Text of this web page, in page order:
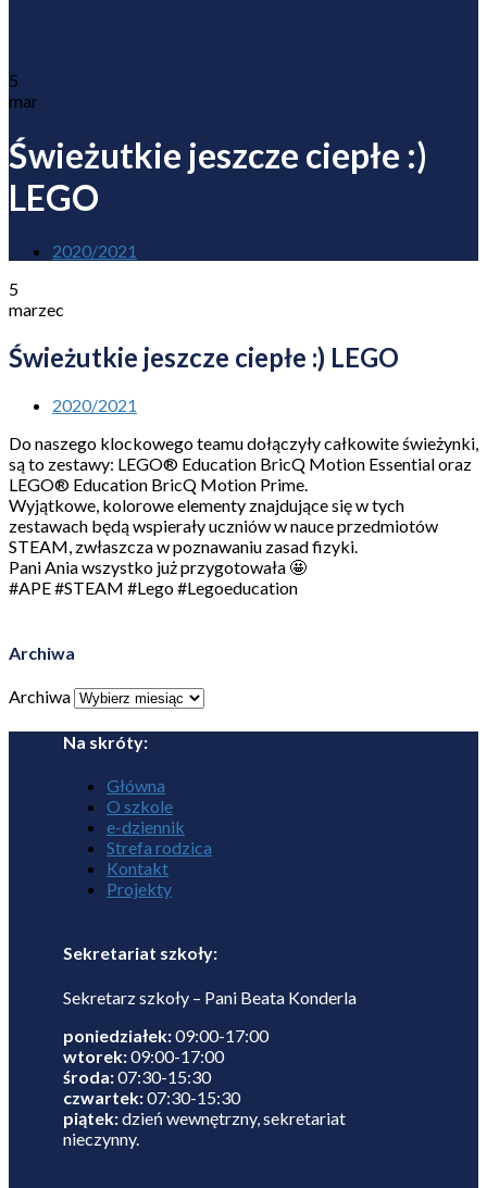
5
mar
Świeżutkie jeszcze ciepłe :)
LEGO
2020/2021
5
marzec
Świeżutkie jeszcze ciepłe :) LEGO
2020/2021
Do naszego klockowego teamu dołączyły całkowite świeżynki,
są to zestawy: LEGO® Education BricQ Motion Essential oraz
LEGO® Education BricQ Motion Prime.
Wyjątkowe, kolorowe elementy znajdujące się w tych
zestawach będą wspierały uczniów w nauce przedmiotów
STEAM, zwłaszcza w poznawaniu zasad fizyki.
Pani Ania wszystko już przygotowała 🤩
#APE #STEAM #Lego #Legoeducation
Archiwa
Archiwa
Na skróty:
Główna
O szkole
e-dziennik
Strefa rodzica
Kontakt
Projekty
Sekretariat szkoły:
Sekretarz szkoły – Pani Beata Konderla
poniedziałek:09:00-17:00
wtorek:09:00-17:00
środa:07:30-15:30
czwartek:07:30-15:30
piątek:dzień wewnętrzny, sekretariat
nieczynny.